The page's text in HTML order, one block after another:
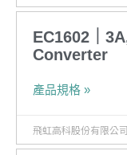
EC1602｜
Converter
產品規格 »
飛虹高科股份有限公司